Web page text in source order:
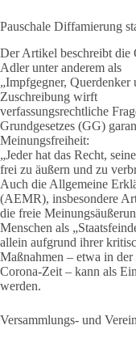
Pauschale Diffamierung
Der Artikel beschreibt die
Adler unter anderem als
„Impfgegner, Querdenker
Zuschreibung wirft
verfassungsrechtliche
Grundgesetzes (GG)
Meinungsfreiheit:
„Jeder hat das Recht,
frei zu äußern und zu
Auch die Allgemeine
(AEMR), insbesondere
die freie
Menschen als
allein aufgrund ihrer
Maßnahmen – etwa in der
Corona-Zeit – kann als
werden.
Versammlungs- und